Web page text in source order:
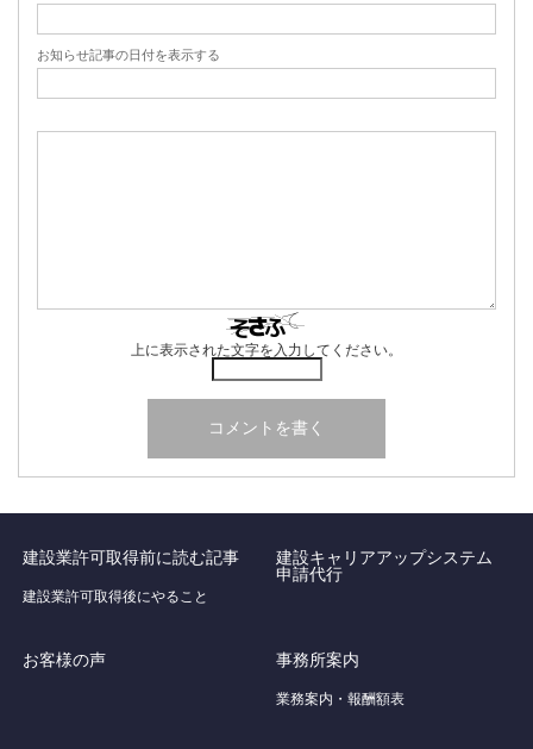
お知らせ記事の日付を表示する
上に表示された文字を入力してください。
建設業許可取得前に読む記事
建設業許可取得後にやること
建設キャリアアップシステム
申請代行
お客様の声 事務所案内
業務案内・報酬額表